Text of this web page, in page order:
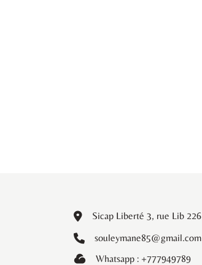
Sicap Liberté 3, rue Lib 226
souleymane85@gmail.com
Whatsapp : +777949789